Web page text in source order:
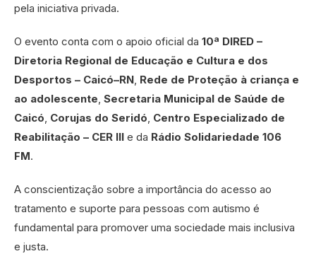
pela iniciativa privada.
O evento conta com o apoio oficial da 10ª DIRED –
Diretoria Regional de Educação e Cultura e dos
Desportos – Caicó–RN, Rede de Proteção à criança e
ao adolescente, Secretaria Municipal de Saúde de
Caicó, Corujas do Seridó, Centro Especializado de
Reabilitação – CER III e da Rádio Solidariedade 106
FM.
A conscientização sobre a importância do acesso ao
tratamento e suporte para pessoas com autismo é
fundamental para promover uma sociedade mais inclusiva
e justa.